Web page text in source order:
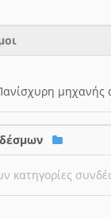
μηχανής
κατηγορίες